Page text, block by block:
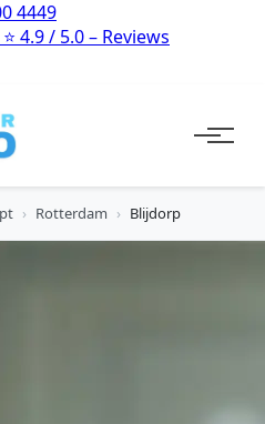
4449
⭐ 4.9 / 5.0 – Reviews
› Rotterdam › Blijdorp